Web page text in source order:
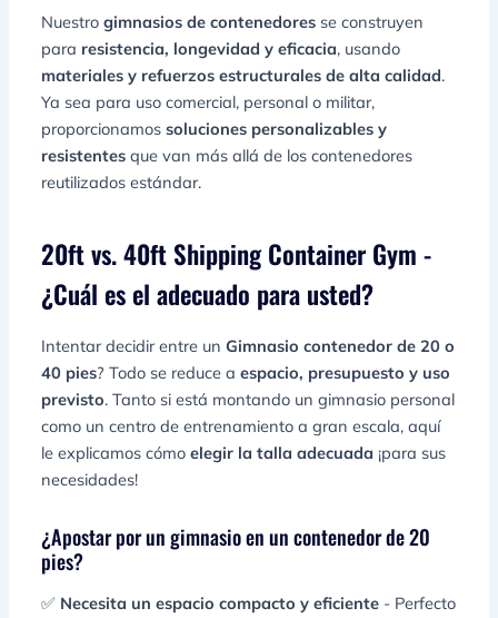
Nuestrogimnasios de contenedores se construyen
para resistencia, longevidad y eficacia, usando
materiales y refuerzos estructurales de alta calidad.
Ya sea para uso comercial, personal o militar,
proporcionamossoluciones personalizables y
resistentes que van más allá de los contenedores
reutilizados estándar.
20ft vs. 40ft Shipping Container Gym -
¿Cuál es el adecuado para usted?
Intentar decidir entre unGimnasio contenedor de 20 o
40 pies? Todo se reduce aespacio, presupuesto y uso
previsto. Tanto si está montando un gimnasio personal
como un centro de entrenamiento a gran escala, aquí
le explicamos cómoelegir la talla adecuada ¡para sus
necesidades!
¿Apostar por un gimnasio en un contenedor de 20
pies?
✅ Necesita un espacio compacto y eficiente - Perfecto